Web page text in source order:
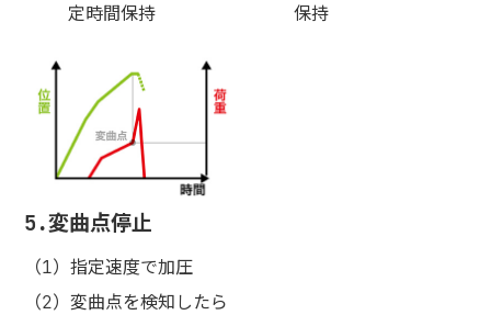
定時間保持
保持
5.変曲点停止
指定速度で加圧
変曲点を検知したら